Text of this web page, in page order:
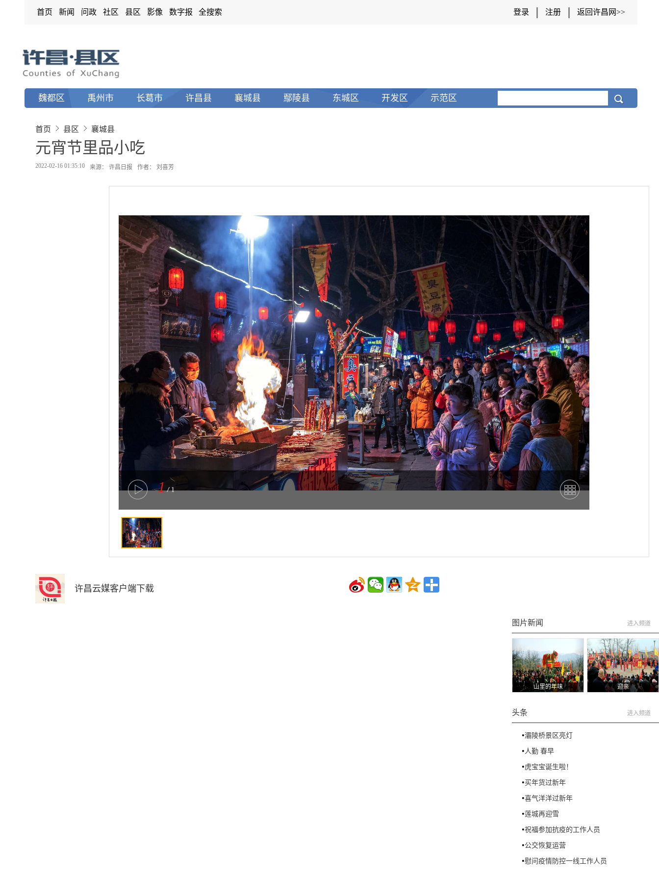
首页 新闻 问政 社区 县区 影像 数字报 全搜索 登录 注册 返回许昌网>>
魏都区 禹州市 长葛市 许昌县 襄城县 鄢陵县 东城区 开发区 示范区
首页 县区 襄城县
元宵节里品小吃
2022-02-16 01:35:10 来源： 许昌日报 作者： 刘喜芳
1 / 1
许昌云媒客户端下载
图片新闻 进入频道
山里的年味 迎亲
头条 进入频道
•灞陵桥景区亮灯
•人勤 春早
•虎宝宝诞生啦！
•买年货过新年
•喜气洋洋过新年
•莲城再迎雪
•祝福参加抗疫的工作人员
•公交恢复运营
•慰问疫情防控一线工作人员